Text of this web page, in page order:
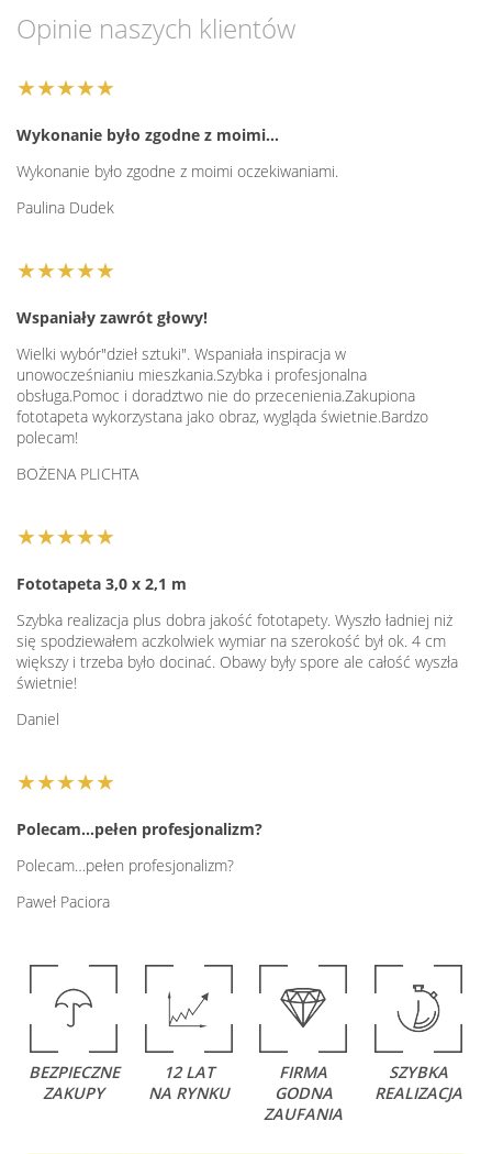
Opinie naszych klientów
★★★★★
Wykonanie było zgodne z moimi…
Wykonanie było zgodne z moimi oczekiwaniami.
Paulina Dudek
★★★★★
Wspaniały zawrót głowy!
Wielki wybór"dzieł sztuki". Wspaniała inspiracja w
unowocześnianiu mieszkania.Szybka i profesjonalna
obsługa.Pomoc i doradztwo nie do przecenienia.Zakupiona
fototapeta wykorzystana jako obraz, wygląda świetnie.Bardzo
polecam!
BOŻENA PLICHTA
★★★★★
Fototapeta 3,0 x 2,1 m
Szybka realizacja plus dobra jakość fototapety. Wyszło ładniej niż
się spodziewałem aczkolwiek wymiar na szerokość był ok. 4 cm
większy i trzeba było docinać. Obawy były spore ale całość wyszła
świetnie!
Daniel
★★★★★
Polecam…pełen profesjonalizm?
Polecam…pełen profesjonalizm?
Paweł Paciora
BEZPIECZNE
ZAKUPY
12 LAT
NA RYNKU
FIRMA
GODNA
ZAUFANIA
SZYBKA
REALIZACJA